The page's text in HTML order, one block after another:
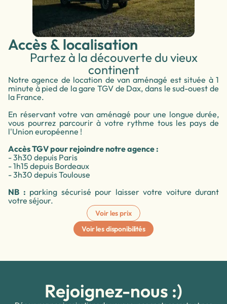
Accès & localisation
Partez à la découverte du vieux
continent
Notre agence de location de van aménagé est située à 1
minute à pied de la gare TGV de Dax, dans le sud-ouest de
la France.
En réservant votre van aménagé pour une longue durée,
vous pourrez parcourir à votre rythme tous les pays de
l'Union européenne !
Accès TGV pour rejoindre notre agence :
- 3h30 depuis Paris
- 1h15 depuis Bordeaux
- 3h30 depuis Toulouse
NB : parking sécurisé pour laisser votre voiture durant
votre séjour.
Voir les prix
Voir les disponibilités
Rejoignez-nous :)